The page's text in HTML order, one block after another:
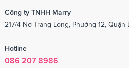
Công ty TNHH Marry
217/4 Nơ Trang Long, Phường 12, Quận
Hotline
086 207 8986